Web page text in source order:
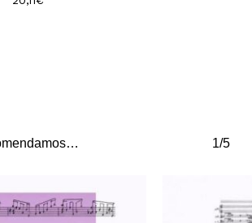
1/5